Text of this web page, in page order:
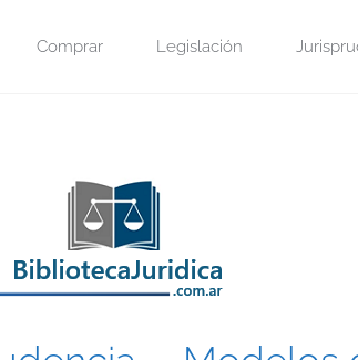
Comprar Legislación